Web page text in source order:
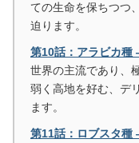
ての生命を保ちつつ
迫ります。
第10話：アラビカ
世界の主流であり、
弱く高地を好む、デ
ます。
第11話：ロブスタ